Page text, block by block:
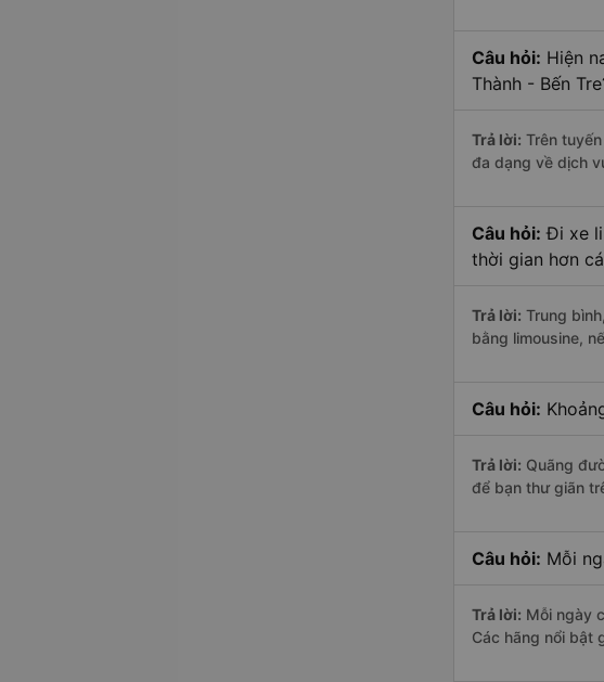
Câu hỏi: Hiện
Thành - Bến
Trả lời: Trên
đa dạng về dịch
Câu hỏi: Đi xe
thời gian hơn
Trả lời: Trung
bằng limousine,
Câu hỏi:
Trả lời: Quãng
để bạn thư giãn
Câu hỏi: Mỗi
Trả lời: Mỗi ngày
Các hãng nổi bật